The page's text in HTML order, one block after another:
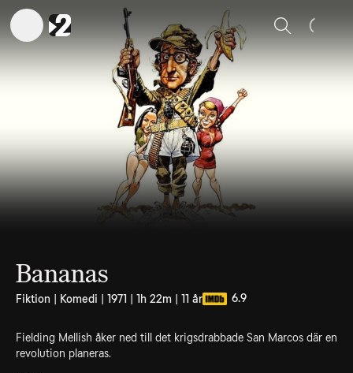
Sök
Bananas
Fiktion | Komedi | 1971 | 1h 22m | 11 år 6.9
Fielding Mellish åker ned till det krigsdrabbade San Marcos där en
revolution planeras.